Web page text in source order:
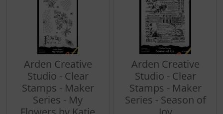
Arden Creative
Studio - Clear
Stamps - Maker
Series - My
Arden Creative
Studio - Clear
Stamps - Maker
Series - Season of